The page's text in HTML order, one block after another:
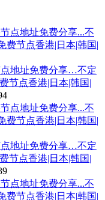
点地址免费分享…不定
节点香港|日本|韩国|
点地址免费分享…不定
节点香港|日本|韩国|